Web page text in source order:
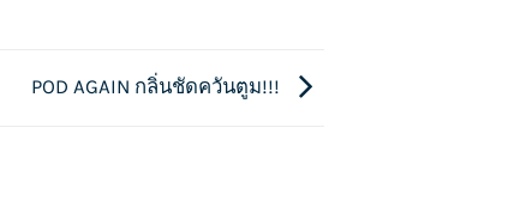
POD AGAIN กลิ่นชัดควันตูม!!!